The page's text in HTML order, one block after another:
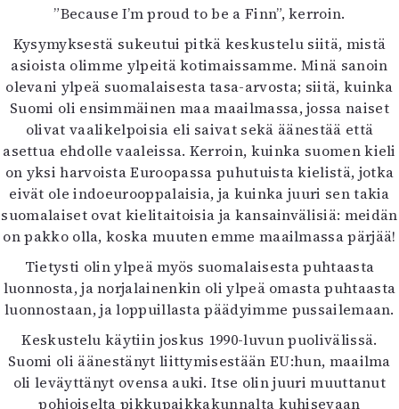
Kaltio ry
”Because I’m proud to be a Finn”, kerroin.
Kysymyksestä sukeutui pitkä keskustelu siitä, mistä
asioista olimme ylpeitä kotimaissamme. Minä sanoin
olevani ylpeä suomalaisesta tasa-arvosta; siitä, kuinka
Suomi oli ensimmäinen maa maailmassa, jossa naiset
olivat vaalikelpoisia eli saivat sekä äänestää että
asettua ehdolle vaaleissa. Kerroin, kuinka suomen kieli
on yksi harvoista Euroopassa puhutuista kielistä, jotka
eivät ole indoeurooppalaisia, ja kuinka juuri sen takia
suomalaiset ovat kielitaitoisia ja kansainvälisiä: meidän
on pakko olla, koska muuten emme maailmassa pärjää!
Tietysti olin ylpeä myös suomalaisesta puhtaasta
luonnosta, ja norjalainenkin oli ylpeä omasta puhtaasta
luonnostaan, ja loppuillasta päädyimme pussailemaan.
Keskustelu käytiin joskus 1990-luvun puolivälissä.
Suomi oli äänestänyt liittymisestään EU:hun, maailma
oli leväyttänyt ovensa auki. Itse olin juuri muuttanut
pohjoiselta pikkupaikkakunnalta kuhisevaan